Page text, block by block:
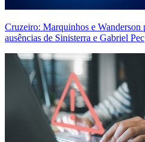
Cruzeiro: Marquinhos e Wanderson
ausências de Sinisterra e Gabriel Pec